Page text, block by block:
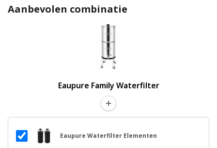
Aanbevolen combinatie
Eaupure Family Waterfilter
Eaupure Waterfilter Elementen